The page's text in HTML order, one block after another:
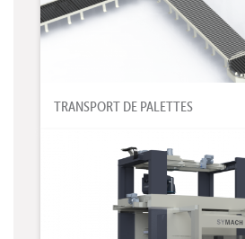
TRANSPORT DE PALETTES